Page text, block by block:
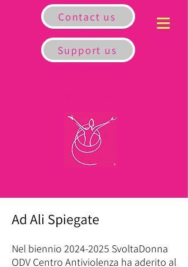
Contact us
Support us
Ad Ali Spiegate
Nel biennio 2024-2025 SvoltaDonna
ODV Centro Antiviolenza ha aderito al